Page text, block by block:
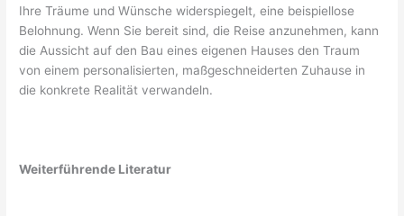
Ihre Träume und Wünsche widerspiegelt, eine beispiellose
Belohnung. Wenn Sie bereit sind, die Reise anzunehmen, kann
die Aussicht auf den Bau eines eigenen Hauses den Traum
von einem personalisierten, maßgeschneiderten Zuhause in
die konkrete Realität verwandeln.
Weiterführende Literatur